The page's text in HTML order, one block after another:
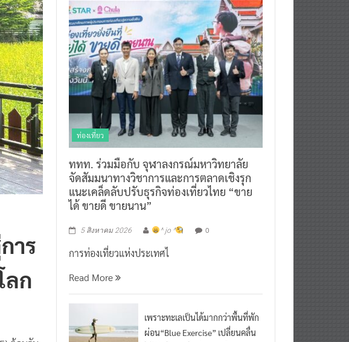
าร
ลก
ท่องเที่ยว
ททท. ร่วมมือกับ จุฬาลงกรณ์มหาวิทยาลัย
จัดสัมมนาทางวิชาการและการตลาดเชิงรุก
แนะเคล็ดลับปรับธุรกิจท่องเที่ยวไทย “ขาย
ได้ ขายดี ขายนาน”
5 สิงหาคม 2026 ^ jo ^ 0
การท่องเที่ยวแห่งประเทศไ
Read More
เพราะทะเลเป็นได้มากกว่าพื้นที่พัก
ผ่อน“Blue Exercise” เปลี่ยนคลื่น